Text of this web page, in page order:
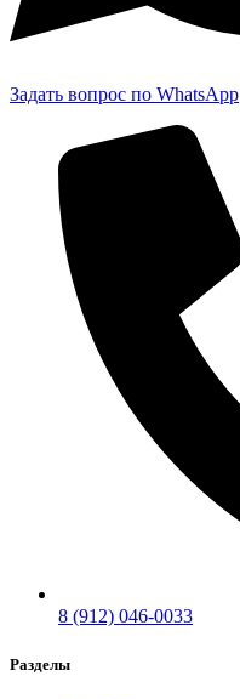
Задать вопрос по WhatsApp
8 (912) 046-0033
Разделы